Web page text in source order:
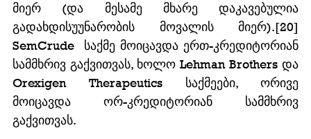
მიერ (და მესამე მხარე დაკავებულია
გადახდისუუნარობის მოვალის მიერ).[20]
SemCrude  საქმე მოიცავდა ერთ-კრედიტორიან
სამმხრივ გაქვითვას, ხოლო Lehman Brothers და
Orexigen Therapeutics საქმეები, ორივე
მოიცავდა ორ-კრედიტორიან სამმხრივ
გაქვითვას.